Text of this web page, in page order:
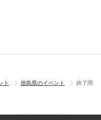
ト 徳島県のイベント
終了間